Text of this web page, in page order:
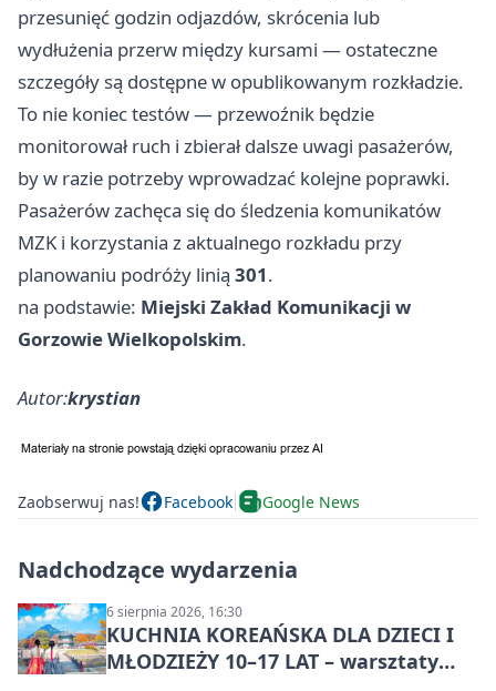
przesunięć godzin odjazdów, skrócenia lub
wydłużenia przerw między kursami — ostateczne
szczegóły są dostępne w opublikowanym rozkładzie.
To nie koniec testów — przewoźnik będzie
monitorował ruch i zbierał dalsze uwagi pasażerów,
by w razie potrzeby wprowadzać kolejne poprawki.
Pasażerów zachęca się do śledzenia komunikatów
MZK i korzystania z aktualnego rozkładu przy
planowaniu podróży linią 301.
na podstawie: Miejski Zakład Komunikacji w
Gorzowie Wielkopolskim.
Autor:krystian
Zaobserwuj nas! Facebook Google News
Nadchodzące wydarzenia
6 sierpnia 2026, 16:30
KUCHNIA KOREAŃSKA DLA DZIECI I
MŁODZIEŻY 10–17 LAT – warsztaty